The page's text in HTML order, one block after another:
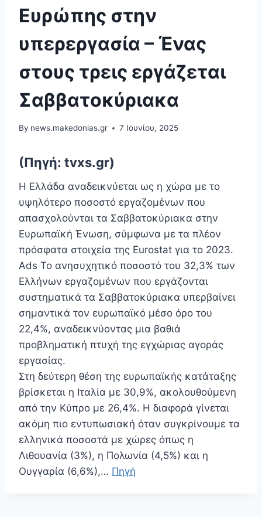
Ευρώπης στην
υπερεργασία – Ένας
στους τρεις εργάζεται
Σαββατοκύριακα
By news.makedonias.gr 7 Ιουνίου, 2025
(Πηγή: tvxs.gr)
Η Ελλάδα αναδεικνύεται ως η χώρα με το
υψηλότερο ποσοστό εργαζομένων που
απασχολούνται τα Σαββατοκύριακα στην
Ευρωπαϊκή Ένωση, σύμφωνα με τα πλέον
πρόσφατα στοιχεία της Eurostat για το 2023.
Ads Το ανησυχητικό ποσοστό του 32,3% των
Ελλήνων εργαζομένων που εργάζονται
συστηματικά τα Σαββατοκύριακα υπερβαίνει
σημαντικά τον ευρωπαϊκό μέσο όρο του
22,4%, αναδεικνύοντας μια βαθιά
προβληματική πτυχή της εγχώριας αγοράς
εργασίας.
Στη δεύτερη θέση της ευρωπαϊκής κατάταξης
βρίσκεται η Ιταλία με 30,9%, ακολουθούμενη
από την Κύπρο με 26,4%. Η διαφορά γίνεται
ακόμη πιο εντυπωσιακή όταν συγκρίνουμε τα
ελληνικά ποσοστά με χώρες όπως η
Λιθουανία (3%), η Πολωνία (4,5%) και η
Ουγγαρία (6,6%),… Πηγή